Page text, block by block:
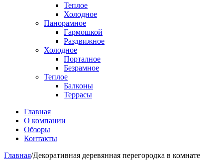
Теплое
Холодное
Панорамное
Гармошкой
Раздвижное
Холодное
Порталное
Безрамное
Теплое
Балконы
Террасы
Главная
О компании
Обзоры
Контакты
Главная/Декоративная деревянная перегородка в комнате